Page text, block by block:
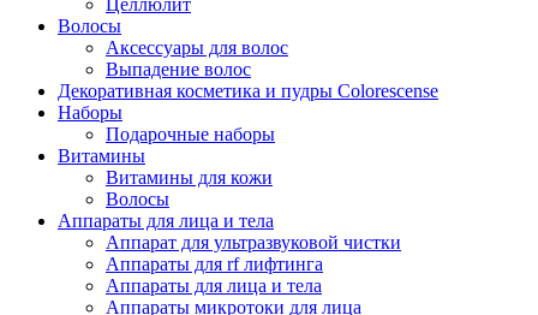
Целлюлит
Волосы
Аксессуары для волос
Выпадение волос
Декоративная косметика и пудры Colorescense
Наборы
Подарочные наборы
Витамины
Витамины для кожи
Волосы
Аппараты для лица и тела
Аппарат для ультразвуковой чистки
Аппараты для rf лифтинга
Аппараты для лица и тела
Аппараты микротоки для лица